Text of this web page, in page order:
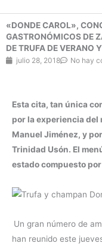
«DONDE CAROL»,
GASTRONÓMICOS DE
DE TRUFA DE VERANO
julio 28, 2018 No hay
Esta cita, tan única
por la experiencia del
Manuel Jiménez, y
Trinidad Usón. El
estado compuesto
Un gran número de
han reunido este